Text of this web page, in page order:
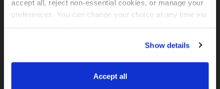
accept all, reject non-essential cookies, or manage your
preferences. You can change your choice at any time via
Show details
Accept all
IBAN: DE77 1203 0000 1086 0115 23